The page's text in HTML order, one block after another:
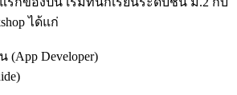
ได้แก่
Developer)